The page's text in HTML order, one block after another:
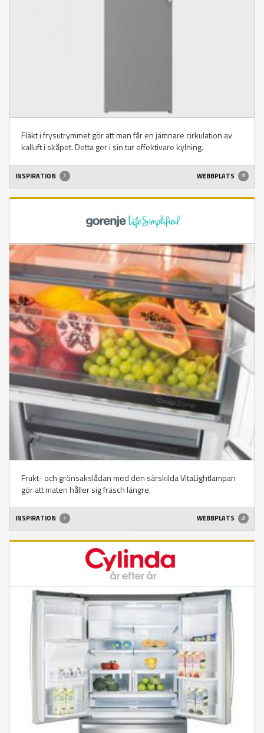
Fläkt i frysutrymmet gör att man får en jämnare cirkulation av
kalluft i skåpet. Detta ger i sin tur effektivare kylning.
INSPIRATION WEBBPLATS
Frukt- och grönsakslådan med den särskilda VitaLightlampan
gör att maten håller sig fräsch längre.
INSPIRATION WEBBPLATS